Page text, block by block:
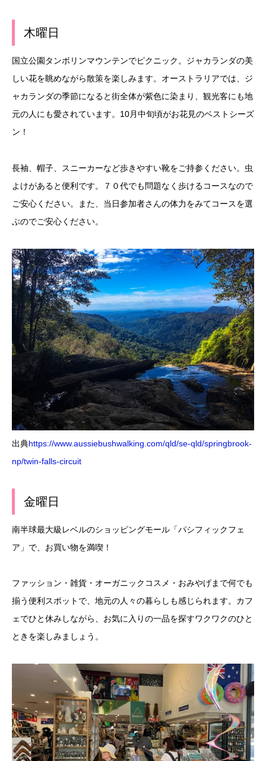
木曜日
国立公園タンボリンマウンテンでピクニック。ジャカランダの美
しい花を眺めながら散策を楽しみます。オーストラリアでは、ジ
ャカランダの季節になると街全体が紫色に染まり、観光客にも地
元の人にも愛されています。10月中旬頃がお花見のベストシーズ
ン！
長袖、帽子、スニーカーなど歩きやすい靴をご持参ください。虫
よけがあると便利です。７０代でも問題なく歩けるコースなので
ご安心ください。また、当日参加者さんの体力をみてコースを選
ぶのでご安心ください。
出典https://www.aussiebushwalking.com/qld/se-qld/springbrook-
np/twin-falls-circuit
金曜日
南半球最大級レベルのショッピングモール「パシフィックフェ
ア」で、お買い物を満喫！
ファッション・雑貨・オーガニックコスメ・おみやげまで何でも
揃う便利スポットで、地元の人々の暮らしも感じられます。カフ
ェでひと休みしながら、お気に入りの一品を探すワクワクのひと
ときを楽しみましょう。